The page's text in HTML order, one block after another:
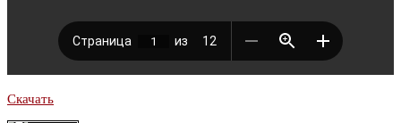
Скачать